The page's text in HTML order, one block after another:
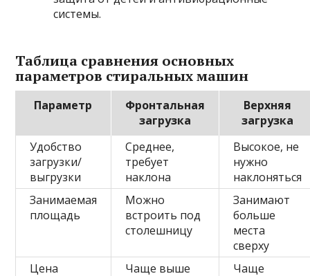
системы.
Таблица сравнения основных
параметров стиральных машин
Параметр
Фронтальная
загрузка
Верхняя
загрузка
Удобство
загрузки/
выгрузки
Среднее,
требует
наклона
Высокое, не
нужно
наклоняться
Занимаемая
площадь
Можно
встроить под
столешницу
Занимают
больше
места
сверху
Цена
Чаще выше
Чаще